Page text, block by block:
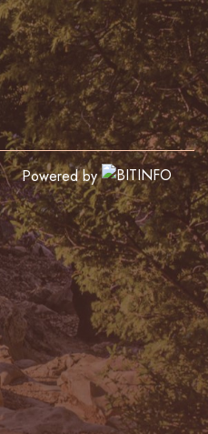
Powered by